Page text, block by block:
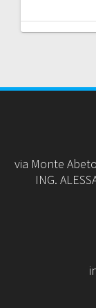
via Monte
ING.